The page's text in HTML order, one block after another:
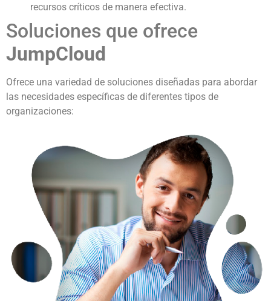
recursos críticos de manera efectiva.
Soluciones que ofrece
JumpCloud
Ofrece una variedad de soluciones diseñadas para abordar
las necesidades específicas de diferentes tipos de
organizaciones: